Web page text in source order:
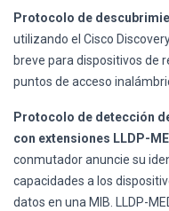
Protocolo de
utilizando el Cisco
breve para dispositivos de
puntos de acceso
Protocolo de detección
con extensiones LLDP-
conmutador anuncie su
capacidades a los
datos en una MIB. LLDP-